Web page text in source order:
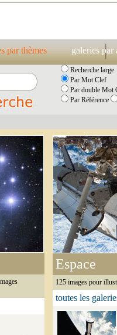
par thèmes galeries par
Recherche large
Par Mot Clef
Par double Mot
Par Référence
Espace
125 images pour
toutes les